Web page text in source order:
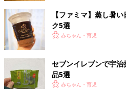
【ファミマ】蒸し暑
ク5選
赤ちゃん・育児
セブンイレブンで宇
品5選
赤ちゃん・育児